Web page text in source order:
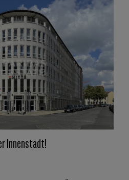
Innenstadt!